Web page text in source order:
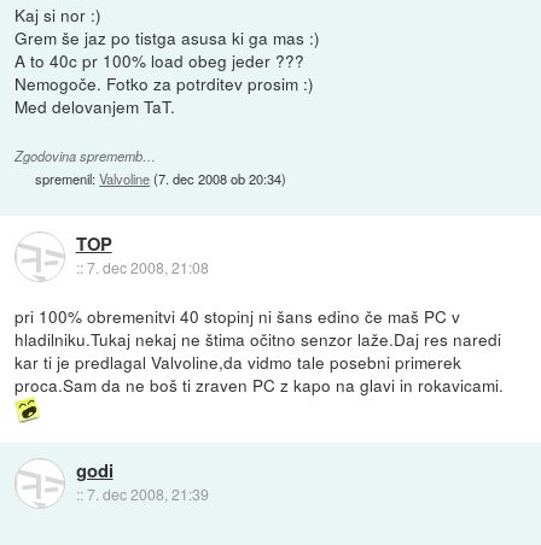
Kaj si nor :)
Grem še jaz po tistga asusa ki ga mas :)
A to 40c pr 100% load obeg jeder ???
Nemogoče. Fotko za potrditev prosim :)
Med delovanjem TaT.
Zgodovina sprememb…
spremenil:Valvoline(7. dec 2008 ob 20:34)
TOP
::7. dec 2008, 21:08
pri 100% obremenitvi 40 stopinj ni šans edino če maš PC v
hladilniku.Tukaj nekaj ne štima očitno senzor laže.Daj res naredi
kar ti je predlagal Valvoline,da vidmo tale posebni primerek
proca.Sam da ne boš ti zraven PC z kapo na glavi in rokavicami.
godi
::7. dec 2008, 21:39